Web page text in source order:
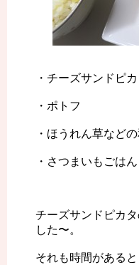
・チーズサンドピカ
・ポトフ
・ほうれん草など
・さつまいもごはん
チーズサンドピカ
した〜。
それも時間がある